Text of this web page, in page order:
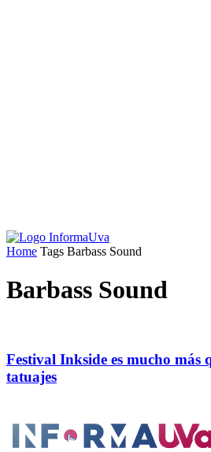
Home Tags Barbass Sound
Barbass Sound
Festival Inkside es mucho más
tatuajes